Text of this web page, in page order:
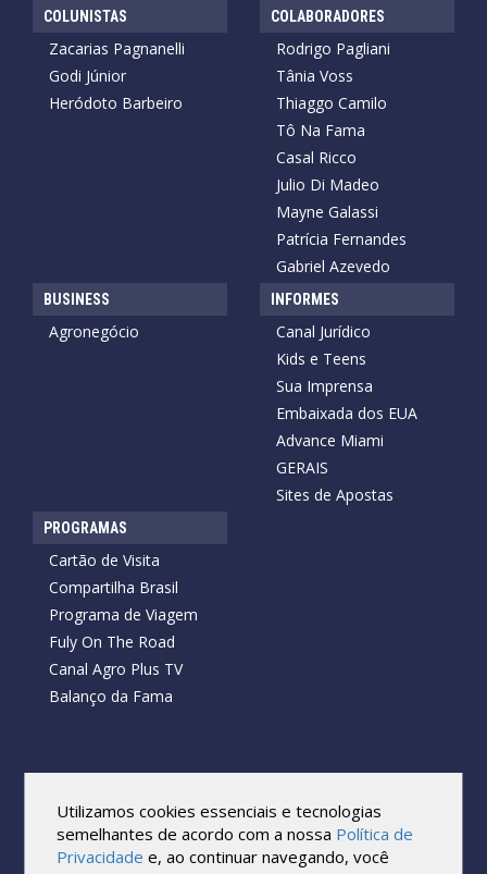
COLUNISTAS
Zacarias Pagnanelli
Godi Júnior
Heródoto Barbeiro
COLABORADORES
Rodrigo Pagliani
Tânia Voss
Thiaggo Camilo
Tô Na Fama
Casal Ricco
Julio Di Madeo
Mayne Galassi
Patrícia Fernandes
Gabriel Azevedo
BUSINESS
Agronegócio
INFORMES
Canal Jurídico
Kids e Teens
Sua Imprensa
Embaixada dos EUA
Advance Miami
GERAIS
Sites de Apostas
PROGRAMAS
Cartão de Visita
Compartilha Brasil
Programa de Viagem
Fuly On The Road
Canal Agro Plus TV
Balanço da Fama
Todos os direitos reservados.
Reprodução no todo ou em parte sob qualquer forma ou meio,
sem expressa autorização por escrito do Cartão de Visita, é
proibida.
Utilizamos cookies essenciais e tecnologias
semelhantes de acordo com a nossa Política de
Privacidade e, ao continuar navegando, você